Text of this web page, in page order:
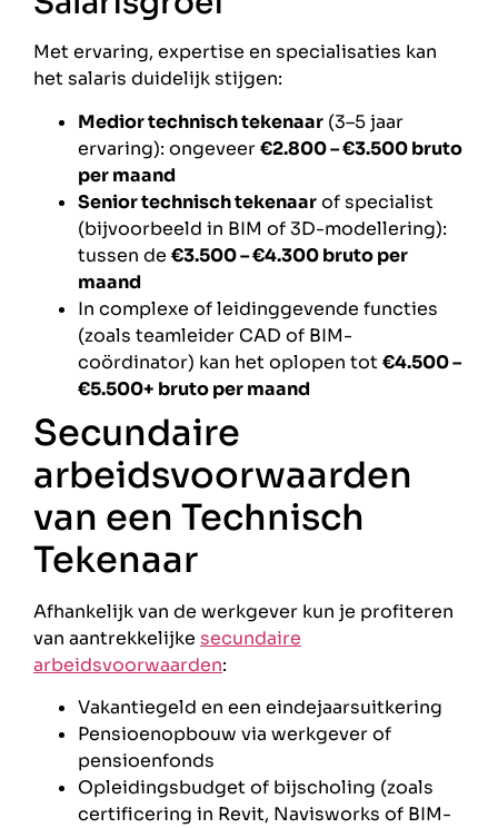
Met ervaring, expertise en specialisaties kan
het salaris duidelijk stijgen:
Medior technisch tekenaar (3–5 jaar
ervaring): ongeveer€2.800 – €3.500 bruto
per maand
Senior technisch tekenaarof specialist
(bijvoorbeeld in BIM of 3D-modellering):
tussen de €3.500 – €4.300 bruto per
maand
In complexe of leidinggevende functies
(zoals teamleider CAD of BIM-
coördinator) kan het oplopen tot€4.500 –
€5.500+ bruto per maand
Secundaire
arbeidsvoorwaarden
van een Technisch
Tekenaar
Afhankelijk van de werkgever kun je profiteren
van aantrekkelijke secundaire
arbeidsvoorwaarden:
Vakantiegeld en een eindejaarsuitkering
Pensioenopbouw via werkgever of
pensioenfonds
Opleidingsbudget of bijscholing (zoals
certificering in Revit, Navisworks of BIM-